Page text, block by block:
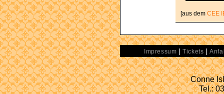
[aus dem CEE
Impressum | Tickets |
Conne
Tel.: